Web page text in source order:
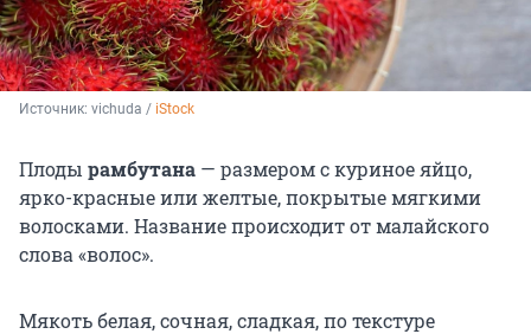
Источник: vichuda / iStock
Плоды рамбутана — размером с куриное яйцо,
ярко-красные или желтые, покрытые мягкими
волосками. Название происходит от малайского
слова «волос».
Мякоть белая, сочная, сладкая, по текстуре